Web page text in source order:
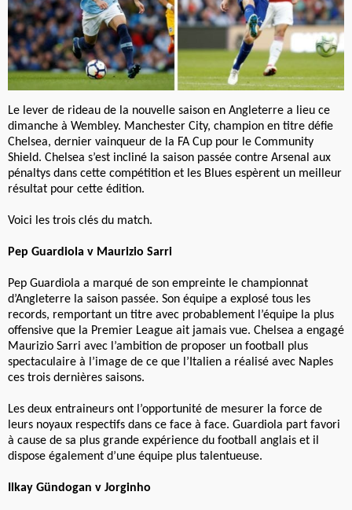
Le lever de rideau de la nouvelle saison en Angleterre a lieu ce
dimanche à Wembley. Manchester City, champion en titre défie
Chelsea, dernier vainqueur de la FA Cup pour le Community
Shield. Chelsea s’est incliné la saison passée contre Arsenal aux
pénaltys dans cette compétition et les Blues espèrent un meilleur
résultat pour cette édition.
Voici les trois clés du match.
Pep Guardiola v Maurizio Sarri
Pep Guardiola a marqué de son empreinte le championnat
d’Angleterre la saison passée. Son équipe a explosé tous les
records, remportant un titre avec probablement l’équipe la plus
offensive que la Premier League ait jamais vue. Chelsea a engagé
Maurizio Sarri avec l’ambition de proposer un football plus
spectaculaire à l’image de ce que l’Italien a réalisé avec Naples
ces trois dernières saisons.
Les deux entraineurs ont l’opportunité de mesurer la force de
leurs noyaux respectifs dans ce face à face. Guardiola part favori
à cause de sa plus grande expérience du football anglais et il
dispose également d’une équipe plus talentueuse.
Ilkay Gündogan v Jorginho